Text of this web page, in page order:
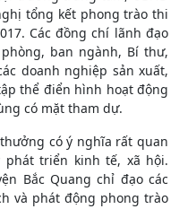
tổng kết phong trào thi
Các đồng chí lãnh đạo
ban ngành, Bí thư,
doanh nghiệp sản xuất,
thể điển hình hoạt động
có mặt tham dự.
có ý nghĩa rất quan
phát triển kinh tế, xã hội.
Bắc Quang chỉ đạo các
và phát động phong trào